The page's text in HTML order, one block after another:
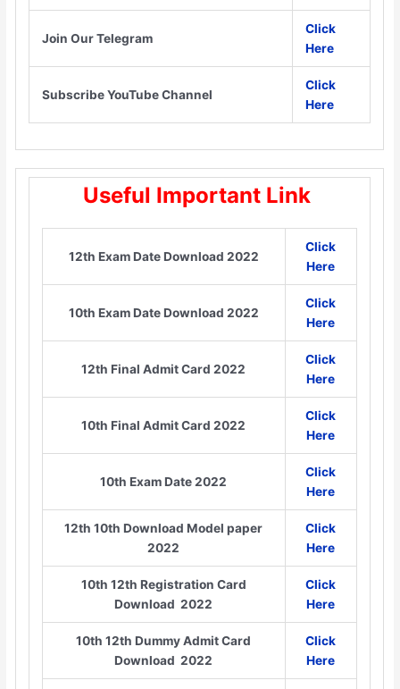
Join Our Telegram
Click
Here
Subscribe YouTube Channel
Click
Here
Useful Important Link
12th Exam Date Download 2022
Click
Here
10th Exam Date Download 2022
Click
Here
12th Final Admit Card 2022
Click
Here
10th Final Admit Card 2022
Click
Here
10th Exam Date 2022
Click
Here
12th 10th Download Model paper
2022
Click
Here
10th 12th Registration Card
Download 2022
Click
Here
10th 12th Dummy Admit Card
Download 2022
Click
Here